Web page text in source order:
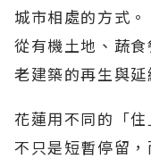
城市相處的方式。
從有機土地、蔬
老建築的再生與延
花蓮用不同的「
不只是短暫停留